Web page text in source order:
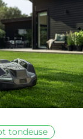
vous
souhaitez
(1)
tondeuse